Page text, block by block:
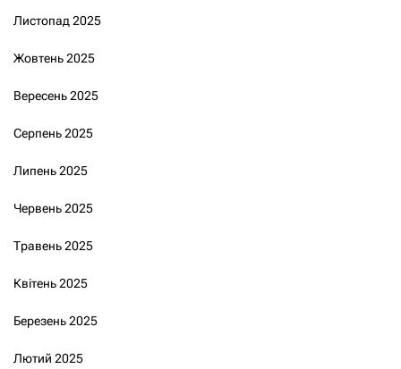
Листопад 2025
Жовтень 2025
Вересень 2025
Серпень 2025
Липень 2025
Червень 2025
Травень 2025
Квітень 2025
Березень 2025
Лютий 2025